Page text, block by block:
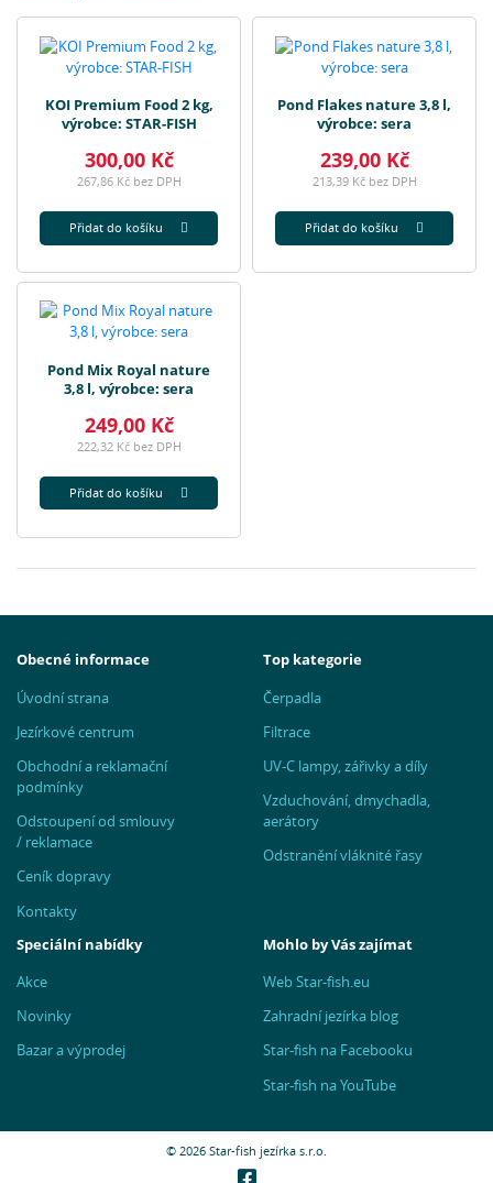
KOI Premium Food 2 kg,
výrobce: STAR-FISH
300,00 Kč
267,86 Kč bez DPH
Přidat do košíku
Pond Flakes nature 3,8 l,
výrobce: sera
239,00 Kč
213,39 Kč bez DPH
Přidat do košíku
Pond Mix Royal nature
3,8 l, výrobce: sera
249,00 Kč
222,32 Kč bez DPH
Přidat do košíku
Obecné informace
Úvodní strana
Jezírkové centrum
Obchodní a reklamační
podmínky
Odstoupení od smlouvy
/ reklamace
Ceník dopravy
Kontakty
Top kategorie
Čerpadla
Filtrace
UV-C lampy, zářivky a díly
Vzduchování, dmychadla,
aerátory
Odstranění vláknité řasy
Speciální nabídky
Akce
Novinky
Bazar a výprodej
Mohlo by Vás zajímat
Web Star-fish.eu
Zahradní jezírka blog
Star-fish na Facebooku
Star-fish na YouTube
© 2026 Star-fish jezírka s.r.o.